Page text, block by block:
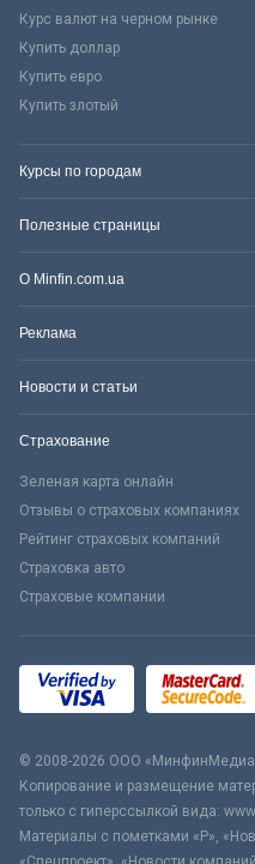
Курс валют на черном рынке
Купить доллар
Купить евро
Купить злотый
Курсы по городам
Полезные страницы
О Minfin.com.ua
Реклама
Новости и статьи
Страхование
Зеленая карта онлайн
Отзывы о страховых компаниях
Рейтинг страховых компаний
Страховка авто
Страховые компании
© 2008-2026 ООО
Копирование и размещение
только с гиперссылкой вида:
Материалы с пометками «Р»,